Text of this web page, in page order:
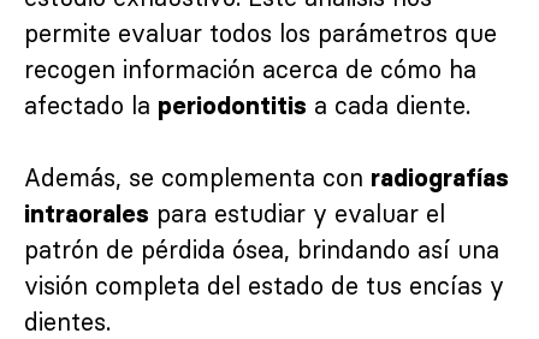
permite evaluar todos los parámetros que
recogen información acerca de cómo ha
afectado la periodontitis a cada diente.
Además, se complementa con radiografías
intraorales para estudiar y evaluar el
patrón de pérdida ósea, brindando así una
visión completa del estado de tus encías y
dientes.